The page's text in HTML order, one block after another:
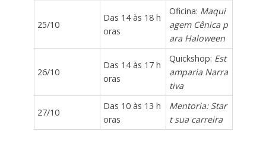
25/10
Das 14 às 18 h
oras
Oficina: Maqui
agem Cênica p
ara Haloween
26/10
Das 14 às 17 h
oras
Quickshop: Est
amparia Narra
tiva
27/10
Das 10 às 13 h
oras
Mentoria: Star
t sua carreira